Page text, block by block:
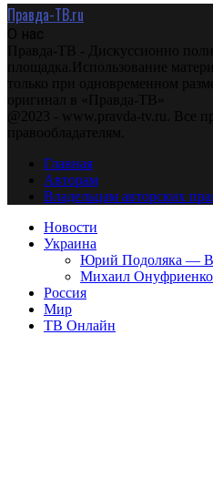
Правда-ТВ.ru
О нас
Правда-ТВ - Дискуссионно
площадка.Использование
только при одновременном
оригинал в «Правда-ТВ»
@2023 - www.pravda-tv.ru. Все
правообладателям.
Главная
Авторам
Владельцам авторских
Новости
Украина
Юрий Подоляка —
Михаил
Россия
Мир
ТВ Онлайн